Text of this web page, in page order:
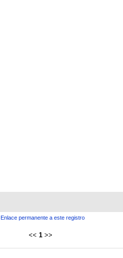
Enlace permanente a este registro
<< 1 >>